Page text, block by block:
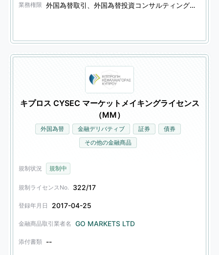
業務権限 外国為替取引、外国為替投資コンサルティング、金融デリバティブ取引、金融デリバティブ投資コンサルティング、証券投資コンサルティング
キプロス CYSEC マーケットメイキングライセンス
（MM）
外国為替 金融デリバティブ 証券
債券
その他の金融商品
規制状況 規制中
規制ライセンスNo. 322/17
登録年月日 2017-04-25
金融商品取引業者名 GO MARKETS LTD
添付書類 --